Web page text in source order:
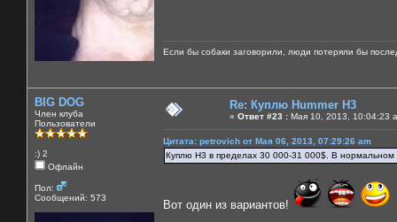
Если бы собаки заговорили, люди потеряли бы
BIG DOG
Член клуба
Пользователи
:) 2
Офлайн
Пол:
Сообщений: 573
Re: Куплю Hummer H3
« Ответ #23 : Мая 10, 2013, 10:04:23
Цитата: petrovich от Мая 06, 2013, 07:29:26 am
Куплю Н3 в пределах 30 000-31 000$. В нормальном
Вот один из вариантов!